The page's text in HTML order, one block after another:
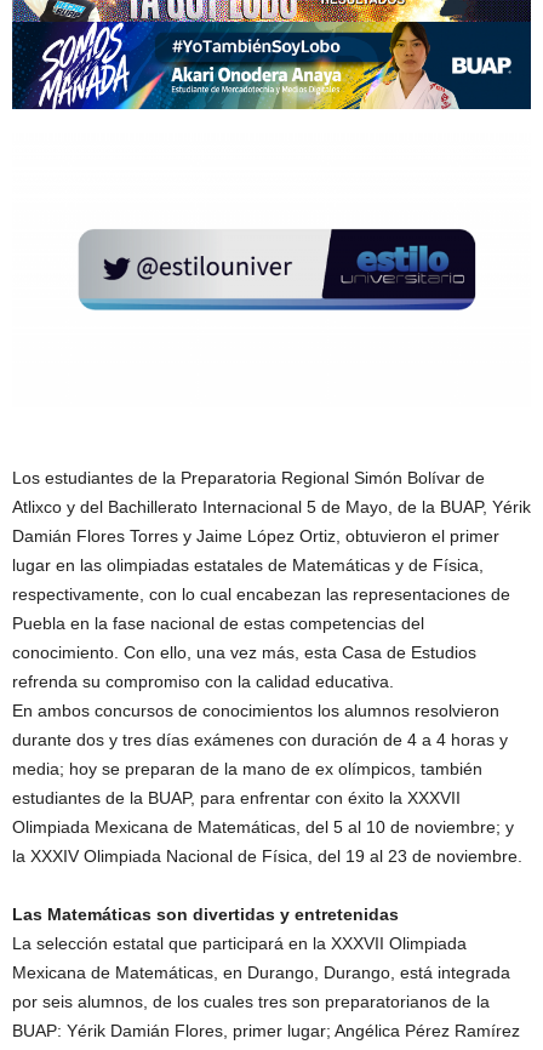
Los estudiantes de la Preparatoria Regional Simón Bolívar de
Atlixco y del Bachillerato Internacional 5 de Mayo, de la BUAP, Yérik
Damián Flores Torres y Jaime López Ortiz, obtuvieron el primer
lugar en las olimpiadas estatales de Matemáticas y de Física,
respectivamente, con lo cual encabezan las representaciones de
Puebla en la fase nacional de estas competencias del
conocimiento. Con ello, una vez más, esta Casa de Estudios
refrenda su compromiso con la calidad educativa.
En ambos concursos de conocimientos los alumnos resolvieron
durante dos y tres días exámenes con duración de 4 a 4 horas y
media; hoy se preparan de la mano de ex olímpicos, también
estudiantes de la BUAP, para enfrentar con éxito la XXXVII
Olimpiada Mexicana de Matemáticas, del 5 al 10 de noviembre; y
la XXXIV Olimpiada Nacional de Física, del 19 al 23 de noviembre.
Las Matemáticas son divertidas y entretenidas
La selección estatal que participará en la XXXVII Olimpiada
Mexicana de Matemáticas, en Durango, Durango, está integrada
por seis alumnos, de los cuales tres son preparatorianos de la
BUAP: Yérik Damián Flores, primer lugar; Angélica Pérez Ramírez